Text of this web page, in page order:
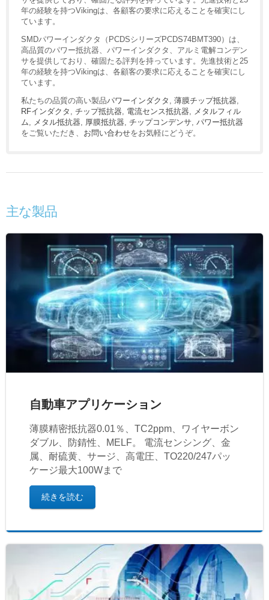
年の経験を持つVikingは、各顧客の要求に応えることを確実にし
ています。
SMDパワーインダクタ（PCDSシリーズPCDS74BMT390）は、
高品質のパワー抵抗器、パワーインダクタ、アルミ電解コンデン
サを提供しており、確固たる評判を持っています。先進技術と25
年の経験を持つVikingは、各顧客の要求に応えることを確実にし
ています。
私たちの品質の高い製品パワーインダクタ , 薄膜チップ抵抗器,
RFインダクタ , チップ抵抗器, 電流センス抵抗器, メタルフィル
ム, メタル抵抗器, 厚膜抵抗器, チップコンデンサ, パワー抵抗器
をご覧いただき、 お問い合わせをお気軽にどうぞ。
主な製品
自動車アプリケーション
薄膜精密抵抗器0.01％、TC2ppm、ワイヤーボン
ダブル、防錆性、MELF。 電流センシング、金
属、耐硫黄、サージ、高電圧、TO220/247パッ
ケージ最大100Wまで
続きを読む